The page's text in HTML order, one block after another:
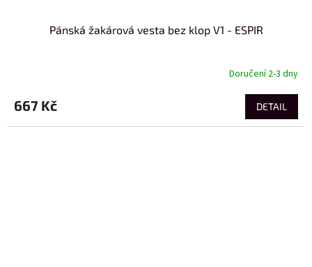
Pánská žakárová vesta bez klop V1 - ESPIR
Doručení 2-3 dny
667 Kč DETAIL